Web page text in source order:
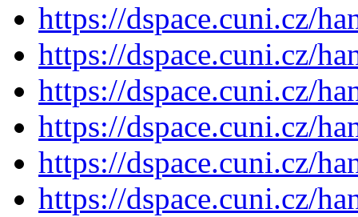
https://dspace.cuni.cz/
https://dspace.cuni.cz/
https://dspace.cuni.cz/
https://dspace.cuni.cz/
https://dspace.cuni.cz/
https://dspace.cuni.cz/